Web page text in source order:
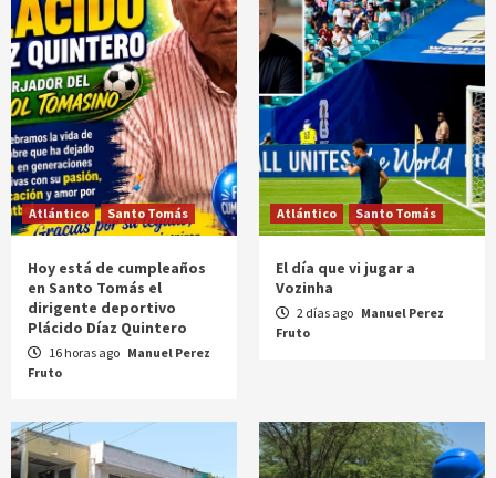
Atlántico Santo Tomás
Hoy está de cumpleaños
en Santo Tomás el
dirigente deportivo
Plácido Díaz Quintero
16 horas ago Manuel Perez
Fruto
Atlántico Santo Tomás
El día que vi jugar a
Vozinha
2 días ago Manuel Perez
Fruto